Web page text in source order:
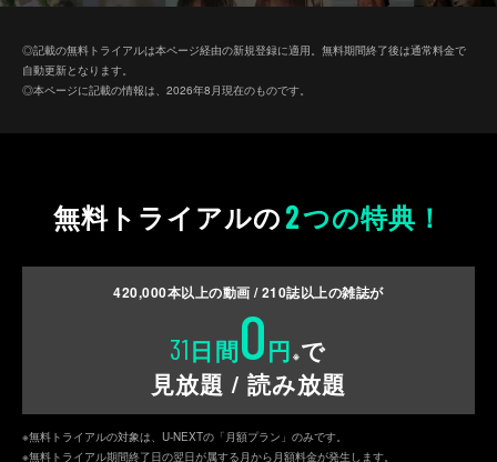
◎記載の無料トライアルは本ページ経由の新規登録に適用。無料期間終了後は通常料金で
自動更新となります。
◎本ページに記載の情報は、2026年8月現在のものです。
無料トライアルの2つの特典！
420,000本以上の動画 /210誌以上の雑誌が
31日間0円 ※で
見放題 / 読み放題
※無料トライアルの対象は、U-NEXTの「月額プラン」のみです。
※無料トライアル期間終了日の翌日が属する月から月額料金が発生します。